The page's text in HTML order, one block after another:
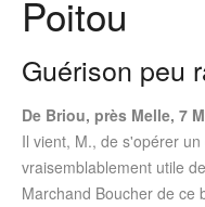
Poitou
Guérison peu
De Briou, près Melle, 7
Il vient, M., de s'opérer
vraisemblablement utile
Marchand Boucher de ce